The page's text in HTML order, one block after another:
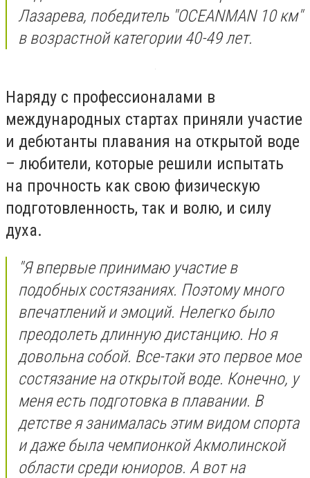
Лазарева, победитель "OCEANMAN 10 км"
в возрастной категории 40-49 лет.
Наряду с профессионалами в
международных стартах приняли участие
и дебютанты плавания на открытой воде
– любители, которые решили испытать
на прочность как свою физическую
подготовленность, так и волю, и силу
духа.
"Я впервые принимаю участие в
подобных состязаниях. Поэтому много
впечатлений и эмоций. Нелегко было
преодолеть длинную дистанцию. Но я
довольна собой. Все-таки это первое мое
состязание на открытой воде. Конечно, у
меня есть подготовка в плавании. В
детстве я занималась этим видом спорта
и даже была чемпионкой Акмолинской
области среди юниоров. А вот на